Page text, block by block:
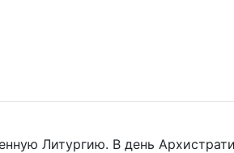
Литургию. В день